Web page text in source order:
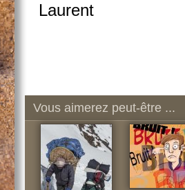
Laurent
Vous aimerez peut-être ...